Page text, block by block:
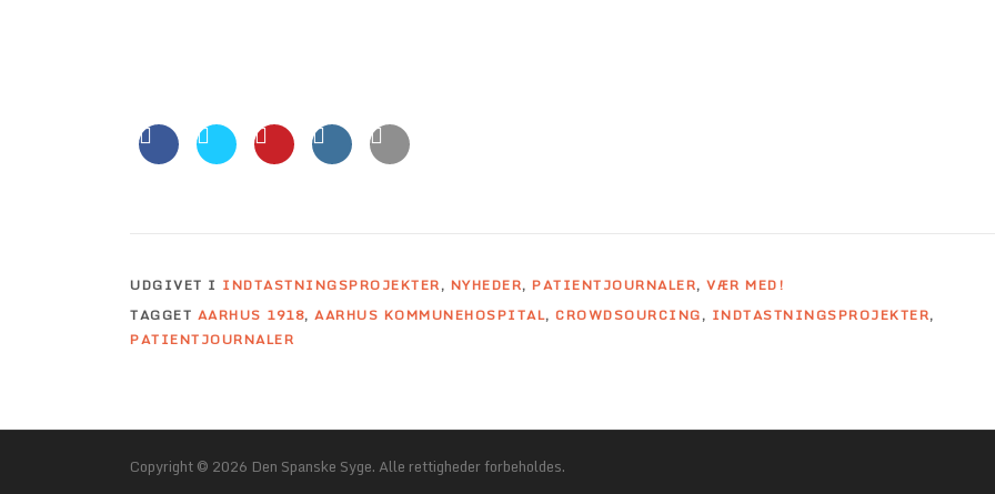
UDGIVET I INDTASTNINGSPROJEKTER, NYHEDER, PATIENTJOURNALER, VÆR MED!
TAGGET AARHUS 1918, AARHUS KOMMUNEHOSPITAL, CROWDSOURCING, INDTASTNINGSPROJEKTER,
PATIENTJOURNALER
Copyright © 2026 Den Spanske Syge. Alle rettigheder forbeholdes.